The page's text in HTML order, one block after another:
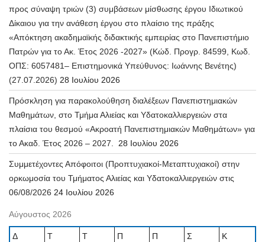
προς σύναψη τριών (3) συμβάσεων μίσθωσης έργου Ιδιωτικού
Δίκαιου για την ανάθεση έργου στο πλαίσιο της πράξης
«Απόκτηση ακαδημαϊκής διδακτικής εμπειρίας στο Πανεπιστήμιο
Πατρών για το Ακ. Έτος 2026 -2027» (Κώδ. Προγρ. 84599, Κωδ.
ΟΠΣ: 6057481– Επιστημονικά Υπεύθυνος: Ιωάννης Βενέτης)
(27.07.2026) 28 Ιουλίου 2026
Πρόσκληση για παρακολούθηση διαλέξεων Πανεπιστημιακών
Μαθημάτων, στο Τμήμα Αλιείας και Υδατοκαλλιεργειών στα
πλαίσια του θεσμού «Ακροατή Πανεπιστημιακών Μαθημάτων» για
το Ακαδ. Έτος 2026 – 2027.
28 Ιουλίου 2026
Συμμετέχοντες Απόφοιτοι (Προπτυχιακοί-Μεταπτυχιακοί) στην
ορκωμοσία του Τμήματος Αλιείας και Υδατοκαλλιεργειών στις
06/08/2026 24 Ιουλίου 2026
Αύγουστος 2026
Δ Τ Τ Π Π Σ
Κ